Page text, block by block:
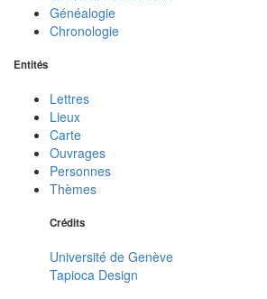
Généalogie
Chronologie
Entités
Lettres
Lieux
Carte
Ouvrages
Personnes
Thèmes
Crédits
Université de Genève
Tapioca Design